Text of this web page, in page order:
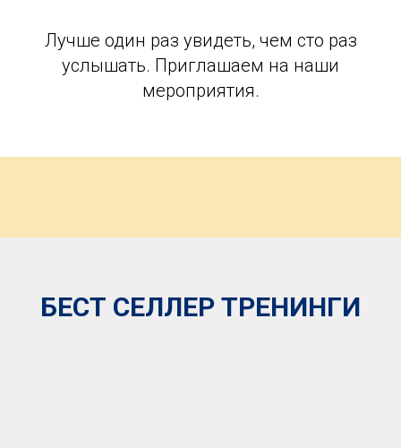
Лучше один раз увидеть, чем сто раз
услышать. Приглашаем на наши
мероприятия.
БЕСТ СЕЛЛЕР ТРЕНИНГИ